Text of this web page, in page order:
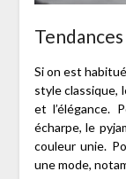
Si on est
style classique,
et l’élégance.
écharpe, le
couleur unie.
une mode,